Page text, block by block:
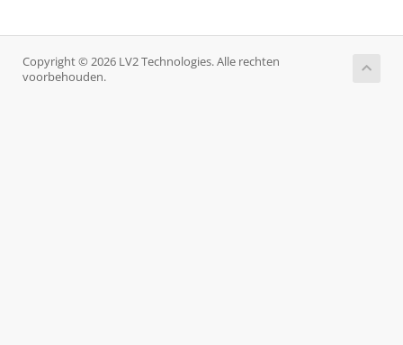
Copyright © 2026 LV2 Technologies. Alle rechten
voorbehouden.